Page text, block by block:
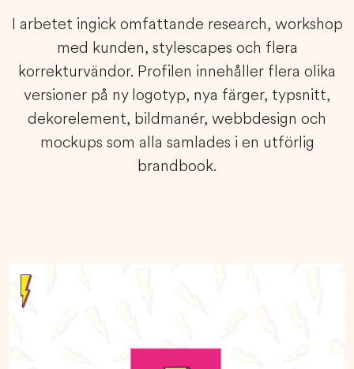
I arbetet ingick omfattande research, workshop
med kunden, stylescapes och flera
korrekturvändor. Profilen innehåller flera olika
versioner på ny logotyp, nya färger, typsnitt,
dekorelement, bildmanér, webbdesign och
mockups som alla samlades i en utförlig
brandbook.